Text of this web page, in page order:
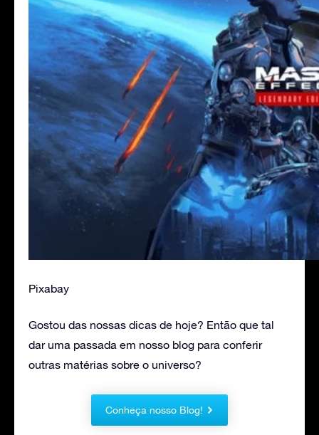
Pixabay
Gostou das nossas dicas de hoje? Então que tal
dar uma passada em nosso blog para conferir
outras matérias sobre o universo?
Conheça nosso Blog!